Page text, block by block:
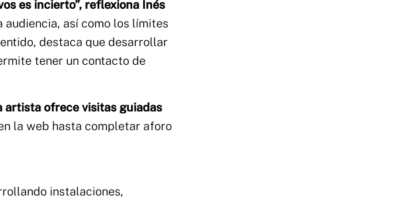
es incierto”, reflexiona Inés
audiencia, así como los límites
destaca que desarrollar
tener un contacto de
artista ofrece visitas guiadas
la web hasta completar aforo
instalaciones,